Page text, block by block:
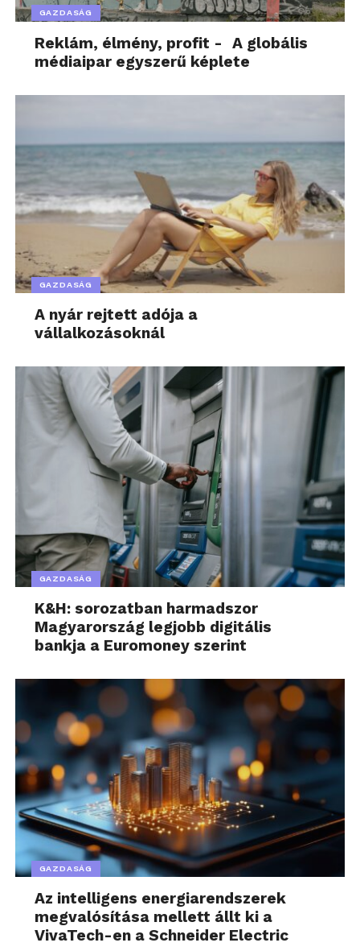
GAZDASÁG
Reklám, élmény, profit - A globális
médiaipar egyszerű képlete
GAZDASÁG
A nyár rejtett adója a
vállalkozásoknál
GAZDASÁG
K&H: sorozatban harmadszor
Magyarország legjobb digitális
bankja a Euromoney szerint
GAZDASÁG
Az intelligens energiarendszerek
megvalósítása mellett állt ki a
VivaTech-en a Schneider Electric